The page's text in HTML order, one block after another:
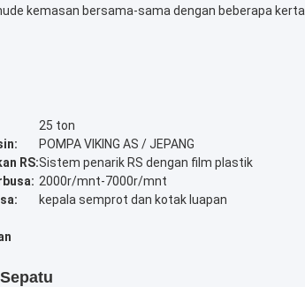
kemasan bersama-sama dengan beberapa kerta
25 ton
POMPA VIKING AS / JEPANG
RS:Sistem penarik RS dengan film plastik
2000r/mnt-7000r/mnt
kepala semprot dan kotak luapan